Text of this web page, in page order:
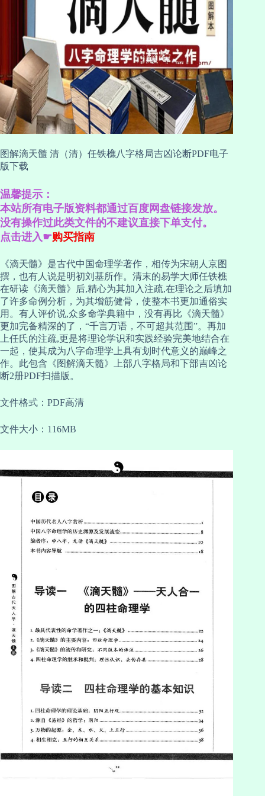
图解滴天髓 清（清）任铁樵八字格局吉凶论断PDF电子
版下载
温馨提示：
本站所有电子版资料都通过百度网盘链接发放。
没有操作过此类文件的不建议直接下单支付。
点击进入☛购买指南
《滴天髓》是古代中国命理学著作，相传为宋朝人京图
撰，也有人说是明初刘基所作。清末的易学大师任铁樵
在研读《滴天髓》后,精心为其加入注疏,在理论之后填加
了许多命例分析，为其增筋健骨，使整本书更加通俗实
用。有人评价说,众多命学典籍中，没有再比《滴天髓》
更加完备精深的了，“千言万语，不可超其范围”。再加
上任氏的注疏,更是将理论学识和实践经验完美地结合在
一起，使其成为八字命理学上具有划时代意义的巅峰之
作。此包含《图解滴天髓》上部八字格局和下部吉凶论
断2册PDF扫描版。
文件格式：PDF高清
文件大小：116MB